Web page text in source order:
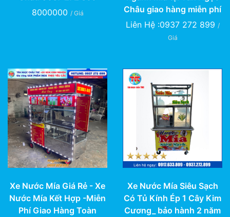
8000000 / Giá
Châu giao hàng miễn phí
Liên Hệ :0937 272 899 /
Giá
Xe Nước Mía Giá Rẻ - Xe
Nước Mía Kết Hợp -Miễn
Phí Giao Hàng Toàn
Xe Nước Mía Siêu Sạch
Có Tủ Kính Ép 1 Cây Kim
Cương_ bảo hành 2 năm